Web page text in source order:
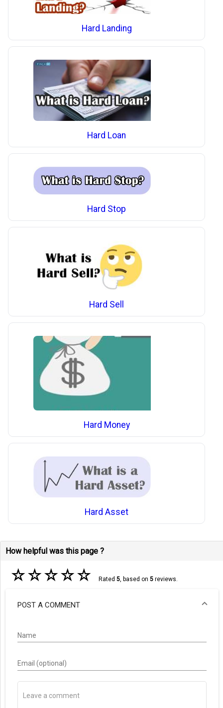
Hard Landing
Hard Loan
Hard Stop
Hard Sell
Hard Money
Hard Asset
How helpful was this page ?
☆☆☆☆☆ Rated 5, based on 5reviews.
POST A COMMENT
Name
Email (optional)